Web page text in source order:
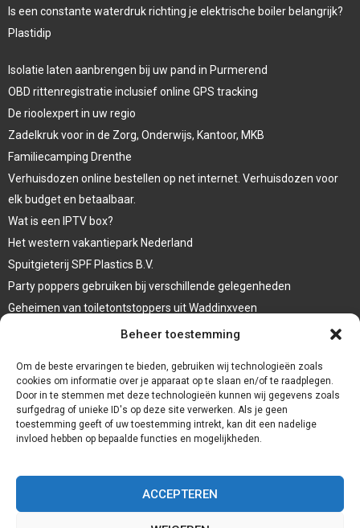
Beheer toestemming
Om de beste ervaringen te bieden, gebruiken wij technologieën zoals
cookies om informatie over je apparaat op te slaan en/of te raadplegen.
Door in te stemmen met deze technologieën kunnen wij gegevens zoals
surfgedrag of unieke ID's op deze site verwerken. Als je geen
toestemming geeft of uw toestemming intrekt, kan dit een nadelige
invloed hebben op bepaalde functies en mogelijkheden.
ACCEPTEREN
Is een constante waterdruk richting je elektrische boiler belangrijk?
Plastidip
Isolatie laten aanbrengen bij uw pand in Purmerend
OBD rittenregistratie inclusief online GPS tracking
De rioolexpert in uw regio
Zadelkruk voor in de Zorg, Onderwijs, Kantoor, MKB
Familiecamping Drenthe
Verhuisdozen online bestellen op net internet. Verhuisdozen voor
elk budget en betaalbaar.
Wat is een IPTV box?
Het western vakantiepark Nederland
Spuitgieterij SPF Plastics B.V.
Party poppers gebruiken bij verschillende gelegenheden
Geheimen van toiletontstoppers uit Waddinxveen
Vormen van terrasaankleding